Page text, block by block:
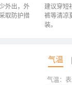
外出，外
取防护措
建议穿短
裤等清凉
装。
气温
气温：